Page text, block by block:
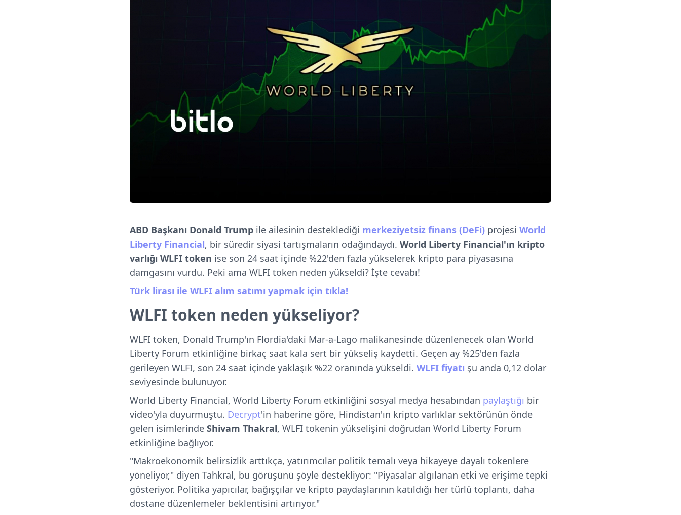
ABD Başkanı Donald Trump ile ailesinin desteklediği merkeziyetsiz finans (DeFi) projesi World
Liberty Financial, bir süredir siyasi tartışmaların odağındaydı. World Liberty Financial'ın kripto
varlığı WLFI token ise son 24 saat içinde %22'den fazla yükselerek kripto para piyasasına
damgasını vurdu. Peki ama WLFI token neden yükseldi? İşte cevabı!
Türk lirası ile WLFI alım satımı yapmak için tıkla!
WLFI token neden yükseliyor?
WLFI token, Donald Trump'ın Flordia'daki Mar-a-Lago malikanesinde düzenlenecek olan World
Liberty Forum etkinliğine birkaç saat kala sert bir yükseliş kaydetti. Geçen ay %25'den fazla
gerileyen WLFI, son 24 saat içinde yaklaşık %22 oranında yükseldi. WLFI fiyatı şu anda 0,12 dolar
seviyesinde bulunuyor.
World Liberty Financial, World Liberty Forum etkinliğini sosyal medya hesabından paylaştığı bir
video'yla duyurmuştu. Decrypt'in haberine göre, Hindistan'ın kripto varlıklar sektörünün önde
gelen isimlerinde Shivam Thakral, WLFI tokenin yükselişini doğrudan World Liberty Forum
etkinliğine bağlıyor.
"Makroekonomik belirsizlik arttıkça, yatırımcılar politik temalı veya hikayeye dayalı tokenlere
yöneliyor," diyen Tahkral, bu görüşünü şöyle destekliyor: "Piyasalar algılanan etki ve erişime tepki
gösteriyor. Politika yapıcılar, bağışçılar ve kripto paydaşlarının katıldığı her türlü toplantı, daha
dostane düzenlemeler beklentisini artırıyor."